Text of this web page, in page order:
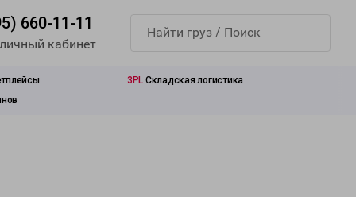
660-11-11
кабинет
3PL Складская логистика